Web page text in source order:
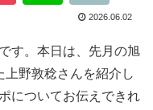
2026.06.02
す。本日は、先月の旭
野敦稔さんを紹介し
についてお伝えできれ